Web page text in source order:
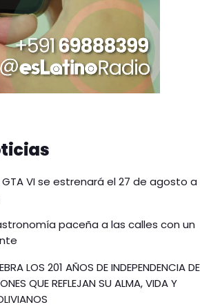
VI se estrenará el 27 de agosto a
paceña a las calles con un
LOS 201 AÑOS DE INDEPENDENCIA DE
QUE REFLEJAN SU ALMA, VIDA Y